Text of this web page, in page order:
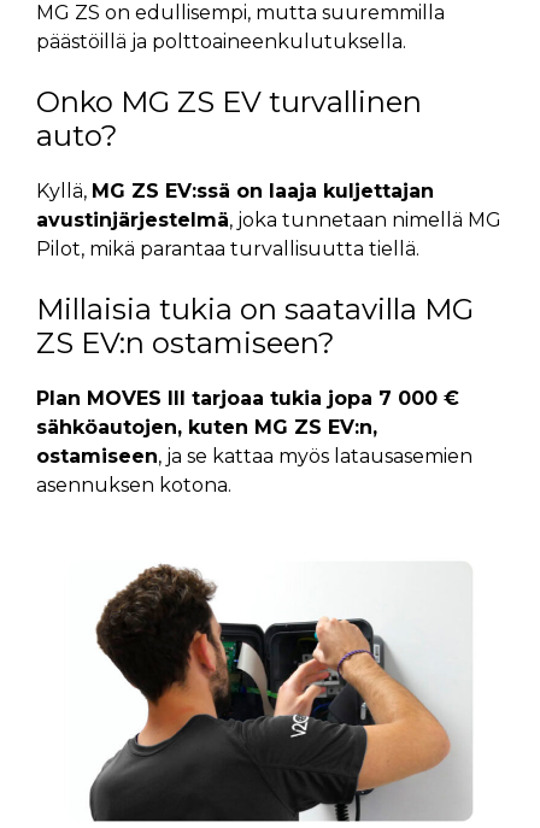
MG ZS on edullisempi, mutta suuremmilla
päästöillä ja polttoaineenkulutuksella.
Onko MG ZS EV turvallinen
auto?
Kyllä, MG ZS EV:ssä on laaja kuljettajan
avustinjärjestelmä, joka tunnetaan nimellä MG
Pilot, mikä parantaa turvallisuutta tiellä.
Millaisia tukia on saatavilla MG
ZS EV:n ostamiseen?
Plan MOVES III tarjoaa tukia jopa 7 000 €
sähköautojen, kuten MG ZS EV:n,
ostamiseen, ja se kattaa myös latausasemien
asennuksen kotona.